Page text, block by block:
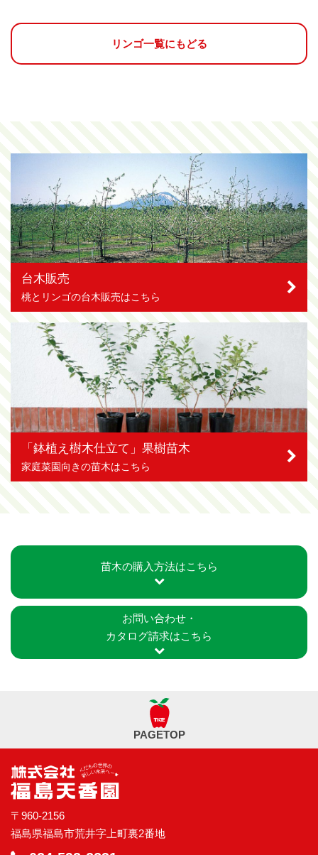
リンゴ一覧にもどる
台木販売
桃とリンゴの台木販売はこちら
「鉢植え樹木仕立て」果樹苗木
家庭菜園向きの苗木はこちら
苗木の購入方法はこちら
お問い合わせ・
カタログ請求はこちら
PAGETOP
〒960-2156
福島県福島市荒井字上町裏2番地